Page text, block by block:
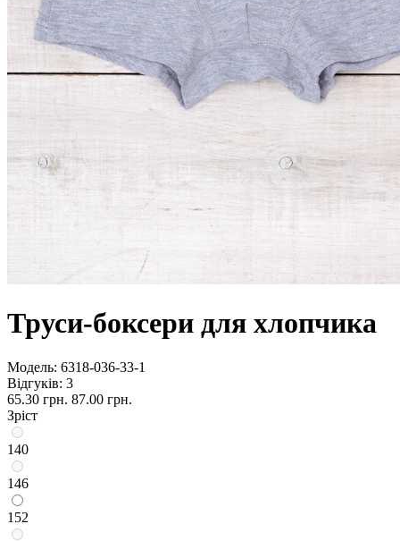
Труси-боксери для хлопчика
Модель: 6318-036-33-1
Відгуків: 3
65.30 грн. 87.00 грн.
Зріст
140
146
152